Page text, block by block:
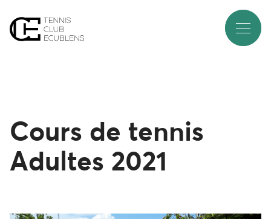
Cours de tennis
Adultes 2021